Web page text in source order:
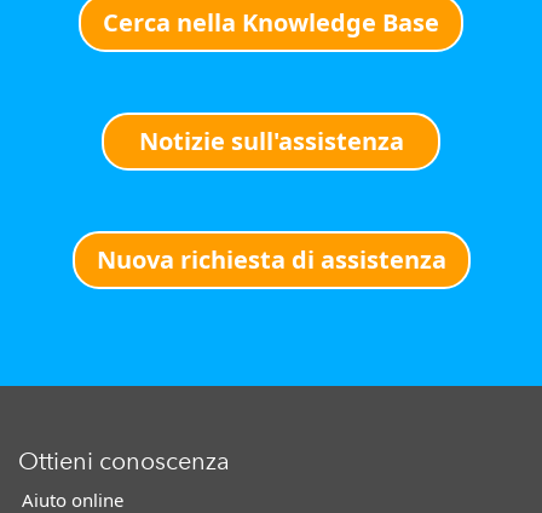
Cerca nella Knowledge Base
Notizie sull'assistenza
Nuova richiesta di assistenza
Ottieni conoscenza
Aiuto online